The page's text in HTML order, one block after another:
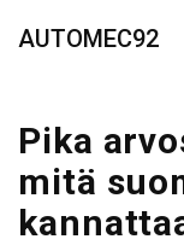
AUTOMEC92
Pika
mitä